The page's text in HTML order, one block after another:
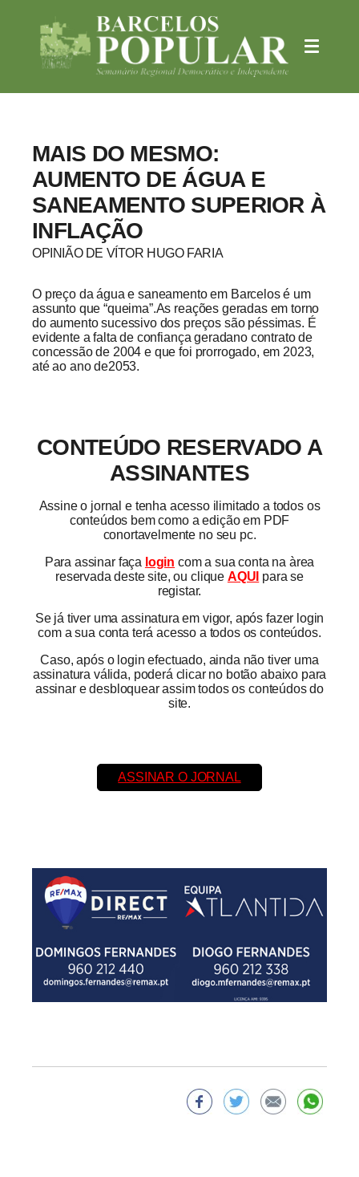
MAIS DO MESMO:
AUMENTO DE ÁGUA E
SANEAMENTO SUPERIOR À
INFLAÇÃO
OPINIÃO DE VÍTOR HUGO FARIA
O preço da água e saneamento em Barcelos é um
assunto que “queima”.As reações geradas em torno
do aumento sucessivo dos preços são péssimas. É
evidente a falta de confiança geradano contrato de
concessão de 2004 e que foi prorrogado, em 2023,
até ao ano de2053.
CONTEÚDO RESERVADO A
ASSINANTES
Assine o jornal e tenha acesso ilimitado a todos os
conteúdos bem como a edição em PDF
conortavelmente no seu pc.
Para assinar faça login com a sua conta na àrea
reservada deste site, ou clique AQUI para se
registar.
Se já tiver uma assinatura em vigor, após fazer login
com a sua conta terá acesso a todos os conteúdos.
Caso, após o login efectuado, ainda não tiver uma
assinatura válida, poderá clicar no botão abaixo para
assinar e desbloquear assim todos os conteúdos do
site.
ASSINAR O JORNAL